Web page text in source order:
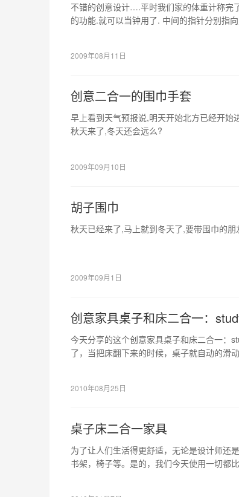
不错的创意设计….平时我们家的体重计称完
的功能.就可以当钟用了. 中间的指针分别指
2009年08月11日
创意二合一的围巾手套
早上看到天气预报说,明天开始北方已经开始
秋天来了,冬天还会远么?
2009年09月10日
胡子围巾
秋天已经来了,马上就到冬天了,要带围巾的
2009年09月1日
创意家具桌子和床二合一：
今天分享的这个创意家具桌子和床二合一：
了，当把床翻下来的时候，桌子就自动的滑
2010年08月25日
桌子床二合一家具
为了让人们生活得更舒适，无论是设计师还
书架，椅子等。是的，我们今天使用一切都